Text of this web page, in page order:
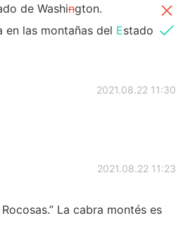
de Washington.
en las montañas del Estado
2021.08.22 11:30
2021.08.22 11:23
La cabra montés es